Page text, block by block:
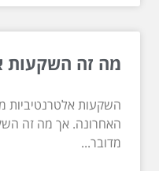
מה זה השקעות
השקעות אלטרנטיביות
האחרונה. אך מה זה
מדובר...